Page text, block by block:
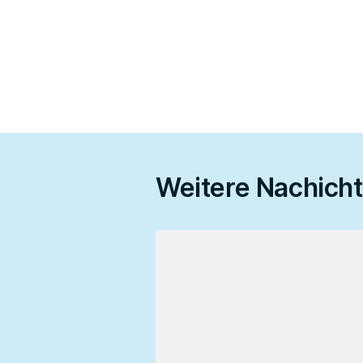
Weitere